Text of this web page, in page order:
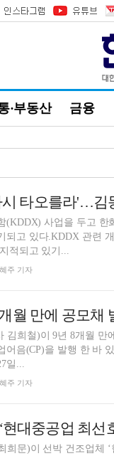
·부동산 금융
타오를라'…김
(KDDX) 사업을 두고
되고 있다.KDDX 관련
적되고 있기...
주 기자
김희철)이 9년 8개월 만
어음(CP)을 발행 한 바
일...
주 기자
현대중공업 최
희문)이 선박 건조업체